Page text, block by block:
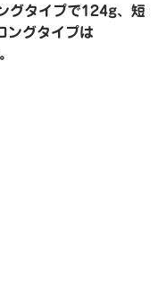
グタイプで124g、短
ングタイプは